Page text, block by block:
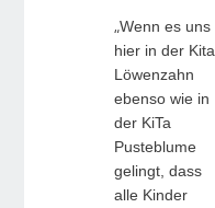
„Wenn es uns
hier in der Kita
Löwenzahn
ebenso wie in
der KiTa
Pusteblume
gelingt, dass
alle Kinder